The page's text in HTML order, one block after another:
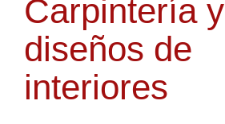
Carpintería y
diseños de
interiores